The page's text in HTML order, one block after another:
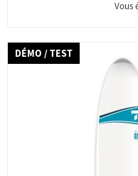
Vous
DÉMO / TEST